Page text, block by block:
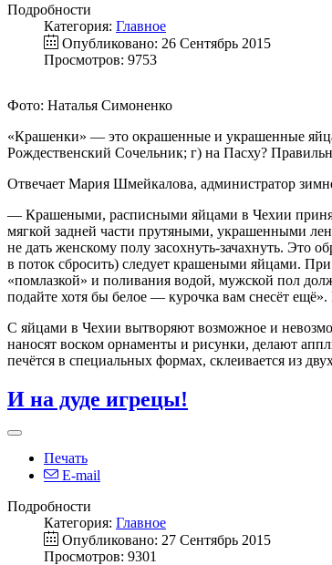
Подробности
Категория: Главное
Опубликовано: 26 Сентябрь 2015
Просмотров: 9753
Фото: Наталья Симоненко
«Крашенки» — это окрашенные и украшенные
Рождественский Сочельник; г) на Пасху?
Отвечает Мария Шмейкалова, администратор
— Крашеными, расписными яйцами в Чехии
мягкой задней части прутяными, украшенными
не дать женскому полу засохнуть-зачахнуть. Это
в поток сбросить) следует крашеными яйцами.
«помлазкой» и поливания водой, мужской пол
подайте хотя бы белое — курочка вам снесёт
С яйцами в Чехии вытворяют возможное и
наносят воском орнаменты и рисунки, делают
печётся в специальных формах, склеивается из
И на дуде игрецы!
Печать
E-mail
Подробности
Категория: Главное
Опубликовано: 27 Сентябрь 2015
Просмотров: 9301